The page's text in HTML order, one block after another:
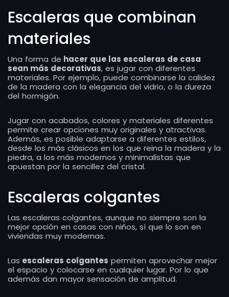
Escaleras que combinan
materiales
Una forma de hacer que las escaleras de casa
sean más decorativas, es jugar con diferentes
materiales. Por ejemplo, puede combinarse la calidez
de la madera con la elegancia del vidrio, o la dureza
del hormigón.
Jugar con acabados, colores y materiales diferentes
permite crear opciones muy originales y atractivas.
Además, es posible adaptarse a diferentes estilos,
desde los más clásicos en los que reina la madera y la
piedra, a los más modernos y minimalistas que
apuestan por la sencillez del cristal.
Escaleras colgantes
Las escaleras colgantes, aunque no siempre son la
mejor opción en casas con niños, sí que lo son en
viviendas muy modernas.
Las escaleras colgantes permiten aprovechar mejor
el espacio y colocarse en cualquier lugar. Por lo que
además dan mayor sensación de amplitud.